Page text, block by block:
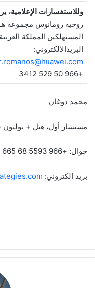
وللاستفسارات الإعلامية،
روجيه رومانوس مجموعة
المستهلكين المملكة
البريدالإلكتروني:
+966 50 529 3412
محمد دوغان
مستشار أول، هيل + نولتون
جوال: +966 5593 68 665
بريد إلكتروني: